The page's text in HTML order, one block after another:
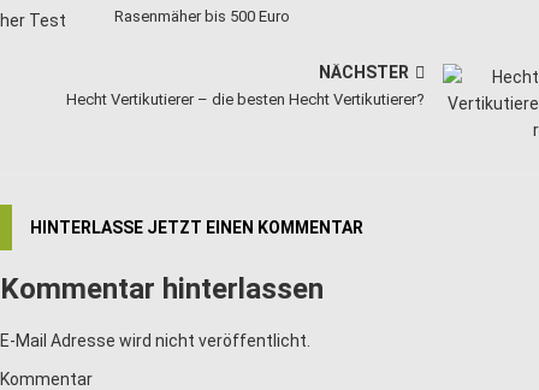
Rasenmäher bis 500 Euro
NÄCHSTER
Hecht Vertikutierer – die besten Hecht Vertikutierer?
HINTERLASSE JETZT EINEN KOMMENTAR
Kommentar hinterlassen
E-Mail Adresse wird nicht veröffentlicht.
Kommentar